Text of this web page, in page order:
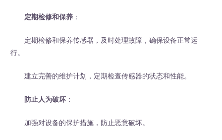
定期检修和保养 ：
定期检修和保养传感器，及时处理故障，确保设备正常运
行。
建立完善的维护计划，定期检查传感器的状态和性能。
防止人为破坏 ：
加强对设备的保护措施，防止恶意破坏。